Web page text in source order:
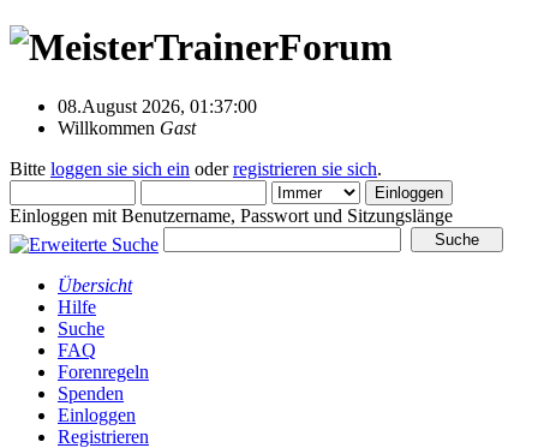
08.August 2026, 01:37:00
Willkommen Gast
Bitte loggen sie sich ein oderregistrieren sie sich.
Einloggen mit Benutzername, Passwort und Sitzungslänge
Übersicht
Hilfe
Suche
FAQ
Forenregeln
Spenden
Einloggen
Registrieren